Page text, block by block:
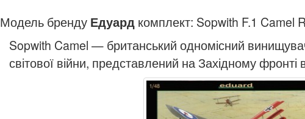
Модель бренду Едуард комплект: Sopwith F.1 Camel
Sopwith Camel — британський одномісний
світової війни, представлений на Західному фронті